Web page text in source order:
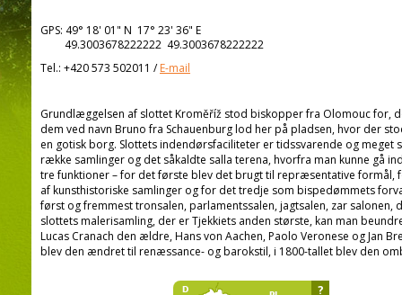
GPS: 49° 18' 01" N 17° 23' 36" E
49.3003678222222 49.3003678222222
Tel.: +420 573 502011 /E-mail
Grundlæggelsen af slottet Kroměříž stod biskopper fra Olomouc for,
dem ved navn Bruno fra Schauenburg lod her på pladsen, hvor der
en gotisk borg. Slottets indendørsfaciliteter er tidssvarende og meget
række samlinger og det såkaldte salla terena, hvorfra man kunne gå
tre funktioner – for det første blev det brugt til repræsentative
af kunsthistoriske samlinger og for det tredje som bispedømmets
først og fremmest tronsalen, parlamentssalen, jagtsalen, zar
slottets malerisamling, der er Tjekkiets anden største, kan man
Lucas Cranach den ældre, Hans von Aachen, Paolo Veronese og Jan
blev den ændret til renæssance- og barokstil, i 1800-tallet blev den
?